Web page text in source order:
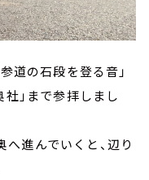
道の石段を登る音」
」まで参拝しまし
進んでいくと、辺り